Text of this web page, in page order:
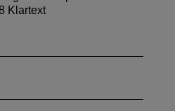
Klartext